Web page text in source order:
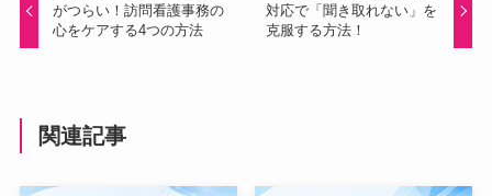
がつらい！訪問看護事務の
心をケアする4つの方法
対応で「聞き取れない」を
克服する方法！
関連記事